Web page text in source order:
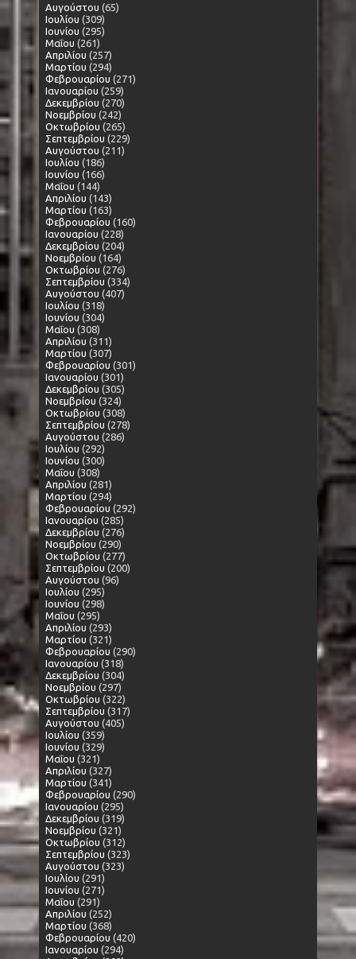
Αυγούστου (65)
Ιουλίου (309)
Ιουνίου (295)
Μαΐου (261)
Απριλίου (257)
Μαρτίου (294)
Φεβρουαρίου (271)
Ιανουαρίου (259)
Δεκεμβρίου (270)
Νοεμβρίου (242)
Οκτωβρίου (265)
Σεπτεμβρίου (229)
Αυγούστου (211)
Ιουλίου (186)
Ιουνίου (166)
Μαΐου (144)
Απριλίου (143)
Μαρτίου (163)
Φεβρουαρίου (160)
Ιανουαρίου (228)
Δεκεμβρίου (204)
Νοεμβρίου (164)
Οκτωβρίου (276)
Σεπτεμβρίου (334)
Αυγούστου (407)
Ιουλίου (318)
Ιουνίου (304)
Μαΐου (308)
Απριλίου (311)
Μαρτίου (307)
Φεβρουαρίου (301)
Ιανουαρίου (301)
Δεκεμβρίου (305)
Νοεμβρίου (324)
Οκτωβρίου (308)
Σεπτεμβρίου (278)
Αυγούστου (286)
Ιουλίου (292)
Ιουνίου (300)
Μαΐου (308)
Απριλίου (281)
Μαρτίου (294)
Φεβρουαρίου (292)
Ιανουαρίου (285)
Δεκεμβρίου (276)
Νοεμβρίου (290)
Οκτωβρίου (277)
Σεπτεμβρίου (200)
Αυγούστου (96)
Ιουλίου (295)
Ιουνίου (298)
Μαΐου (295)
Απριλίου (293)
Μαρτίου (321)
Φεβρουαρίου (290)
Ιανουαρίου (318)
Δεκεμβρίου (304)
Νοεμβρίου (297)
Οκτωβρίου (322)
Σεπτεμβρίου (317)
Αυγούστου (405)
Ιουλίου (359)
Ιουνίου (329)
Μαΐου (321)
Απριλίου (327)
Μαρτίου (341)
Φεβρουαρίου (290)
Ιανουαρίου (295)
Δεκεμβρίου (319)
Νοεμβρίου (321)
Οκτωβρίου (312)
Σεπτεμβρίου (323)
Αυγούστου (323)
Ιουλίου (291)
Ιουνίου (271)
Μαΐου (291)
Απριλίου (252)
Μαρτίου (368)
Φεβρουαρίου (420)
Ιανουαρίου (294)